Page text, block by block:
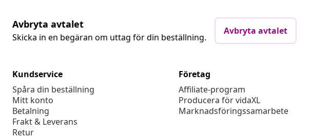
Avbryta avtalet
Skicka in en begäran om uttag för din beställning.
Avbryta avtalet
Kundservice
Spåra din beställning
Mitt konto
Betalning
Frakt & Leverans
Retur
Företag
Affiliate-program
Producera för vidaXL
Marknadsföringssamarbete